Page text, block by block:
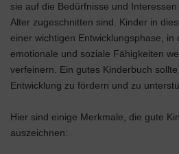
sie auf die Bedürfnisse und
Alter zugeschnitten sind. Kinder in
einer wichtigen Entwicklungsphase, in
emotionale und soziale Fähigkeiten
verfeinern. Ein gutes Kinderbuch
Entwicklung zu fördern und zu
Hier sind einige Merkmale, die gute
auszeichnen: